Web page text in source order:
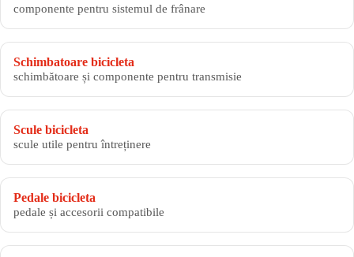
componente pentru sistemul de frânare
Schimbatoare bicicleta
schimbătoare și componente pentru transmisie
Scule bicicleta
scule utile pentru întreținere
Pedale bicicleta
pedale și accesorii compatibile